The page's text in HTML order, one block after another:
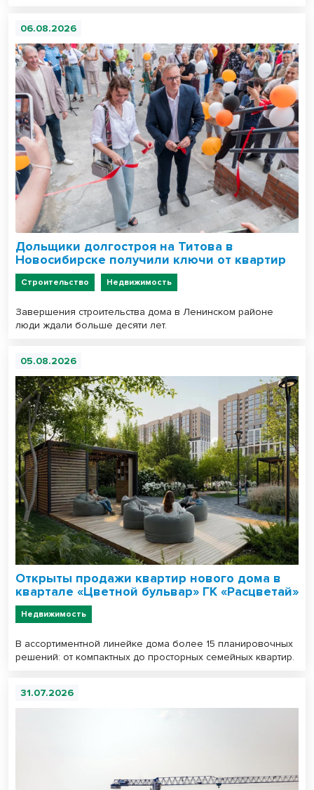
06.08.2026
Дольщики долгостроя на Титова в
Новосибирске получили ключи от квартир
Строительство Недвижимость
Завершения строительства дома в Ленинском районе
люди ждали больше десяти лет.
05.08.2026
Открыты продажи квартир нового дома в
квартале «Цветной бульвар» ГК «Расцветай»
Недвижимость
В ассортиментной линейке дома более 15 планировочных
решений: от компактных до просторных семейных квартир.
31.07.2026